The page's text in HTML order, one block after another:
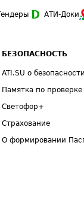
АТИ-Доки
БЕЗОПАСНОСТЬ
ATI.SU о безопасности
Памятка по проверке
Светофор+
Страхование
О формировании